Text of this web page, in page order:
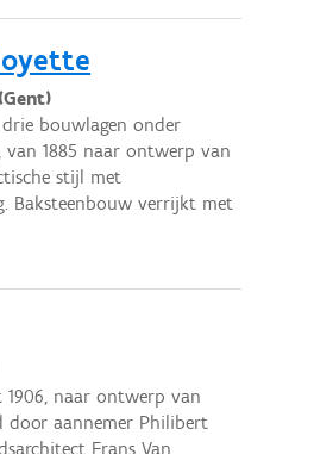
bouwlagen onder
1885 naar ontwerp van
stijl met
Baksteenbouw verrijkt met
naar ontwerp van
door aannemer Philibert
Frans Van